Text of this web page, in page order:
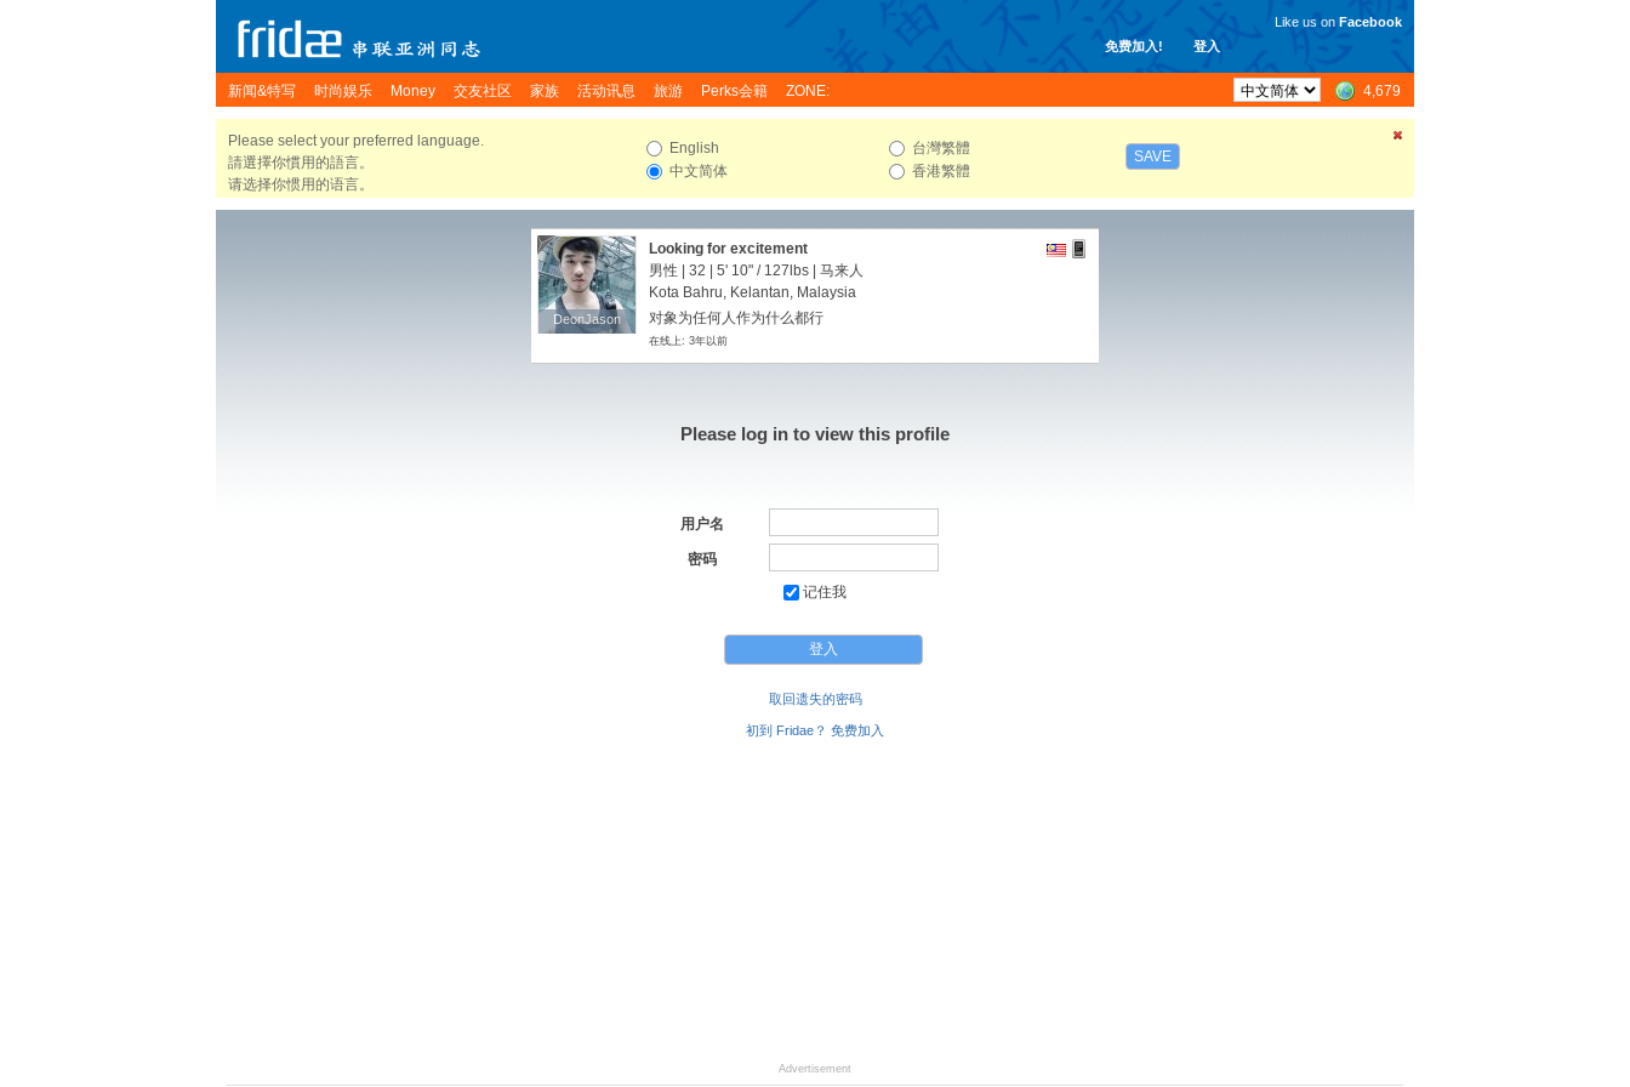
免费加入! 登入
Like us on Facebook
新闻&特写 时尚娱乐 Money 交友社区 家族 活动讯息 旅游 Perks会籍 ZONE: 4,679
Please select your preferred language.
請選擇你慣用的語言。
请选择你惯用的语言。
English
中文简体
台灣繁體
香港繁體
SAVE
DeonJason
DeonJason
Looking for excitement
男性 | 32 | 5' 10" / 127lbs | 马来人
Kota Bahru, Kelantan, Malaysia
对象为任何人作为什么都行
在线上: 3年以前
Please log in to view this profile
用户名
密码
记住我
取回遗失的密码
初到 Fridae？ 免费加入
Advertisement